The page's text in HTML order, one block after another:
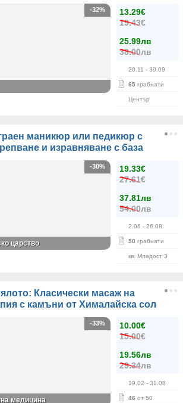
13.29€
19.43€
25.99лв
38.00лв
20.11 - 30.09
65 грабнати
Център
-32%
маникюр или педикюр с
и изравняване с база
19.33€
27.61€
37.81лв
54.00лв
2.06 - 26.08
50 грабнати
кв. Младост 3
-30%
царство
Класически масаж на
с камъни от Хималайска сол
10.00€
15.00€
19.56лв
29.34лв
19.02 - 31.08
46 от 50
-33%
медицина